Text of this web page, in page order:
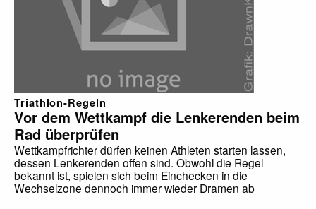
Triathlon-Regeln
Vor dem Wettkampf die Lenkerenden beim
Rad überprüfen
Wettkampfrichter dürfen keinen Athleten starten lassen,
dessen Lenkerenden offen sind. Obwohl die Regel
bekannt ist, spielen sich beim Einchecken in die
Wechselzone dennoch immer wieder Dramen ab